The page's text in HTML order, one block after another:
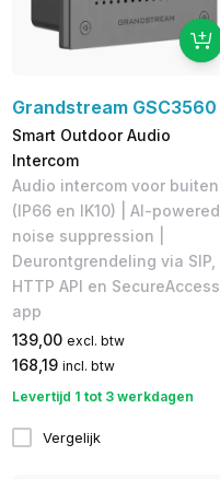
Grandstream GSC3560
Smart Outdoor Audio
Intercom
Audio intercom voor buiten
(IP66 en IK10) | AI-powered
noise suppression |
Deurontgrendeling via SIP,
HTTP API en SecureAccess
app
139,00 excl. btw
168,19 incl. btw
Levertijd 1 tot 3 werkdagen
Vergelijk